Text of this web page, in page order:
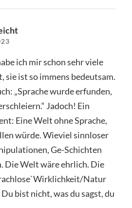
ich mir schon sehr viele
sie ist so immens bedeutsam.
„Sprache wurde erfunden,
Jadoch! Ein
Eine Welt ohne Sprache,
würde. Wieviel sinnloser
Ge-Schichten
Die Welt wäre ehrlich. Die
Natur
bist nicht, was du sagst, du